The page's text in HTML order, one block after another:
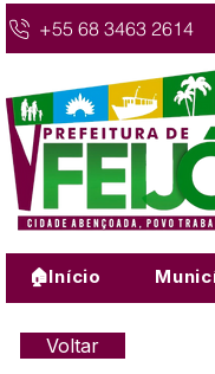
+55 68 3463 2614
🏠Início
Voltar